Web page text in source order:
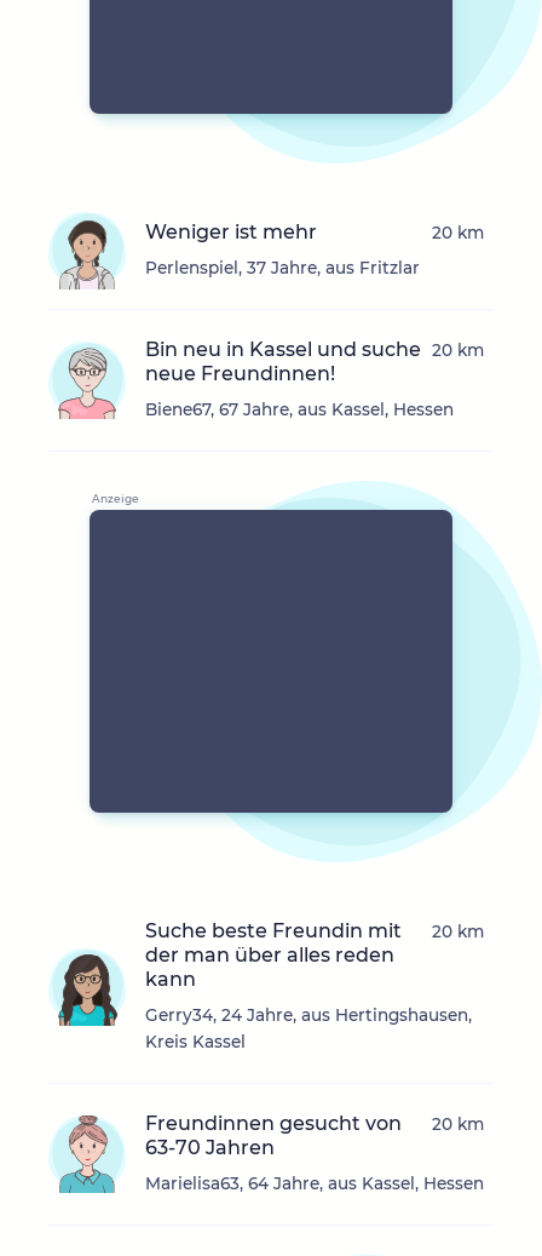
Weniger ist mehr
Perlenspiel, 37 Jahre, aus Fritzlar
20 km
Bin neu in Kassel und suche
neue Freundinnen!
Biene67, 67 Jahre, aus Kassel, Hessen
20 km
Suche beste Freundin mit
der man über alles reden
kann
Gerry34, 24 Jahre, aus Hertingshausen,
Kreis Kassel
20 km
Freundinnen gesucht von
63-70 Jahren
Marielisa63, 64 Jahre, aus Kassel, Hessen
20 km